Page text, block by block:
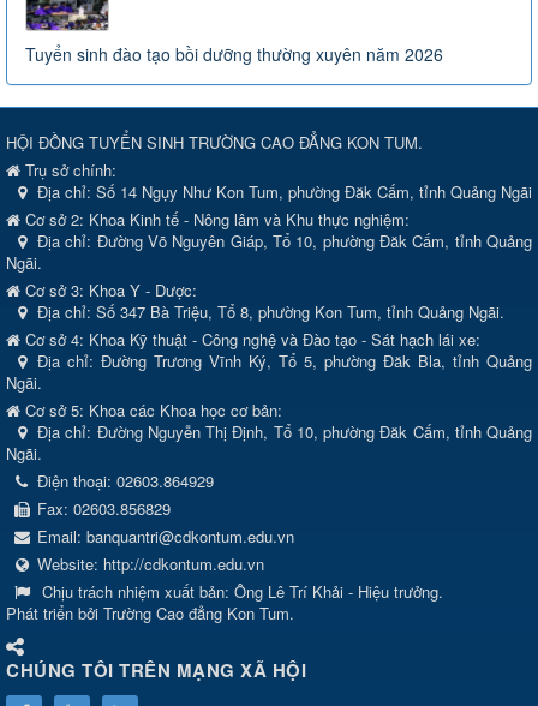
Tuyển sinh đào tạo bồi dưỡng thường xuyên năm 2026
HỘI ĐỒNG TUYỂN SINH TRƯỜNG CAO ĐẲNG KON TUM.
Trụ sở chính:
Địa chỉ: Số 14 Ngụy Như Kon Tum, phường Đăk Cấm, tỉnh Quảng Ngãi
Cơ sở 2: Khoa Kinh tế - Nông lâm và Khu thực nghiệm:
Địa chỉ: Đường Võ Nguyên Giáp, Tổ 10, phường Đăk Cấm, tỉnh Quảng
Ngãi.
Cơ sở 3: Khoa Y - Dược:
Địa chỉ: Số 347 Bà Triệu, Tổ 8, phường Kon Tum, tỉnh Quảng Ngãi.
Cơ sở 4: Khoa Kỹ thuật - Công nghệ và Đào tạo - Sát hạch lái xe:
Địa chỉ: Đường Trương Vĩnh Ký, Tổ 5, phường Đăk Bla, tỉnh Quảng
Ngãi.
Cơ sở 5: Khoa các Khoa học cơ bản:
Địa chỉ: Đường Nguyễn Thị Định, Tổ 10, phường Đăk Cấm, tỉnh Quảng
Ngãi.
Điện thoại: 02603.864929
Fax: 02603.856829
Email: banquantri@cdkontum.edu.vn
Website: http://cdkontum.edu.vn
Chịu trách nhiệm xuất bản: Ông Lê Trí Khải - Hiệu trưởng.
Phát triển bởi Trường Cao đẳng Kon Tum.
CHÚNG TÔI TRÊN MẠNG XÃ HỘI